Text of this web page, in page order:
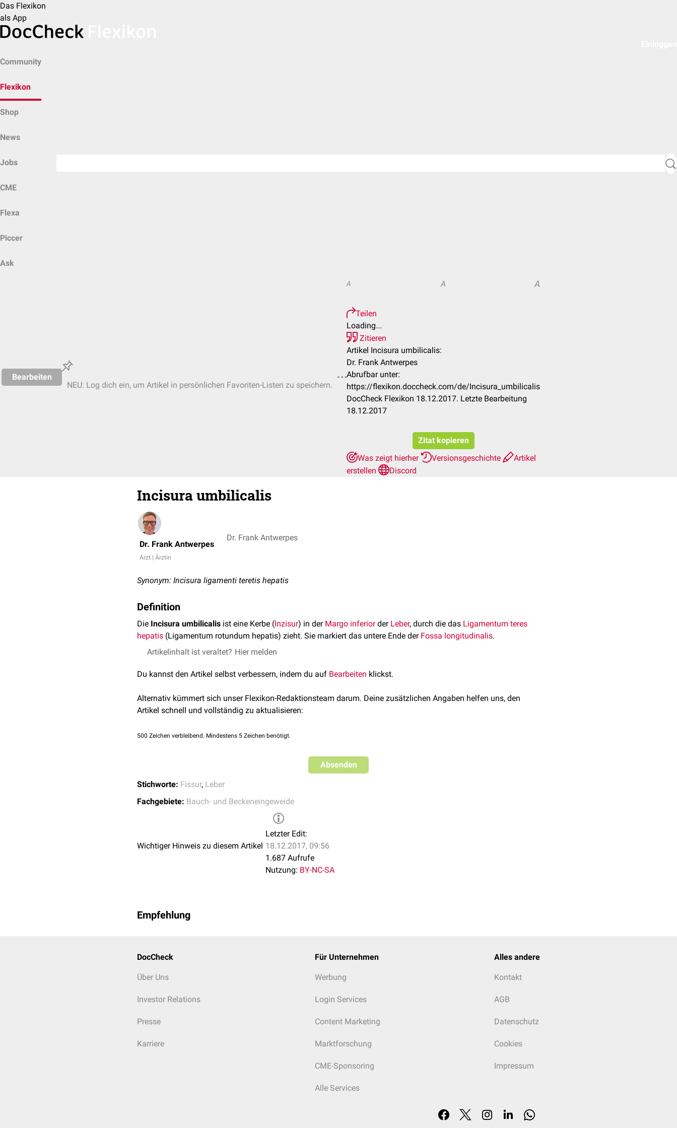
Das Flexikon
als App
Community
Flexikon
Shop
News
Jobs
CME
Flexa
Piccer
Ask
Bearbeiten
NEU: Log dich ein, um Artikel in persönlichen Favoriten-Listen zu speichern.
A A A
Teilen
Loading...
Zitieren
Artikel Incisura umbilicalis:
Dr. Frank Antwerpes
Abrufbar unter:
https://flexikon.doccheck.com/de/Incisura_umbilicalis
DocCheck Flexikon 18.12.2017. Letzte Bearbeitung
18.12.2017
Zitat kopieren
Was zeigt hierher
Versionsgeschichte
Artikel
erstellen
Discord
Incisura umbilicalis
Dr. Frank Antwerpes
Arzt | Ärztin
Dr. Frank Antwerpes
Synonym: Incisura ligamenti teretis hepatis
Definition
Die Incisura umbilicalis ist eine Kerbe (Inzisur) in der Margo inferiorder Leber, durch die das Ligamentum teres
hepatis (Ligamentum rotundum hepatis) zieht. Sie markiert das untere Ende der Fossa longitudinalis.
Artikelinhalt ist veraltet? Hier melden
Du kannst den Artikel selbst verbessern, indem du auf Bearbeiten klickst.
Alternativ kümmert sich unser Flexikon-Redaktionsteam darum. Deine zusätzlichen Angaben helfen uns, den
Artikel schnell und vollständig zu aktualisieren:
500 Zeichen verbleibend. Mindestens 5 Zeichen benötigt.
Absenden
Stichworte: Fissur, Leber
Fachgebiete: Bauch- und Beckeneingeweide
Wichtiger Hinweis zu diesem Artikel
Letzter Edit:
18.12.2017, 09:56
1.687 Aufrufe
Nutzung: BY-NC-SA
Empfehlung
DocCheck
Über Uns
Investor Relations
Presse
Karriere
Für Unternehmen
Werbung
Login Services
Content Marketing
Marktforschung
CME-Sponsoring
Alle Services
Alles andere
Kontakt
AGB
Datenschutz
Cookies
Impressum